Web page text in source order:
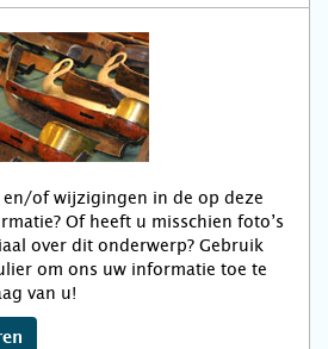
en/of wijzigingen in de op deze
Of heeft u misschien foto’s
over dit onderwerp? Gebruik
om ons uw informatie toe te
van u!